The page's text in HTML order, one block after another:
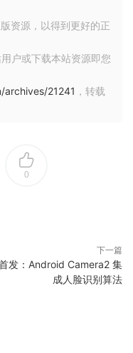
平台之类的东西
里是插着线连接电脑
行号
资源，以得到更好的正
户或下载本站资源即您
21241 ，转载
0
下一篇
发：Android Camera2 集
成人脸识别算法